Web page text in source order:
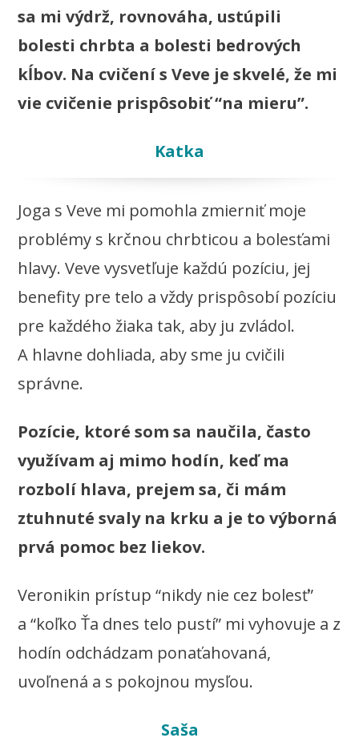
sa mi výdrž, rovnováha, ustúpili
bolesti chrbta a bolesti bedrových
kĺbov. Na cvičení s Veve je skvelé, že mi
vie cvičenie prispôsobiť “na mieru”.
Katka
Joga s Veve mi pomohla zmierniť moje
problémy s krčnou chrbticou a bolesťami
hlavy. Veve vysvetľuje každú pozíciu, jej
benefity pre telo a vždy prispôsobí pozíciu
pre každého žiaka tak, aby ju zvládol.
A hlavne dohliada, aby sme ju cvičili
správne.
Pozície, ktoré som sa naučila, často
využívam aj mimo hodín, keď ma
rozbolí hlava, prejem sa, či mám
ztuhnuté svaly na krku a je to výborná
prvá pomoc bez liekov.
Veronikin prístup “nikdy nie cez bolesť”
a “koľko Ťa dnes telo pustí” mi vyhovuje a z
hodín odchádzam ponaťahovaná,
uvoľnená a s pokojnou mysľou.
Saša